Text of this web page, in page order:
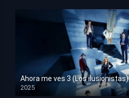
Ahora me ves 3 (Los ilusionistas)
2025
HD 1080p